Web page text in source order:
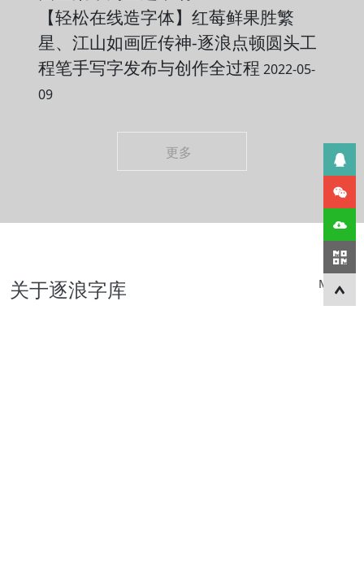
【轻松在线造字体】红莓鲜果胜繁
星、江山如画匠传神-逐浪点顿圆头工
程笔手写字发布与创作全过程 2022-05-
09
更多
关于逐浪字库 More+